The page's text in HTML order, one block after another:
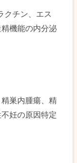
クチン、エス
機能の内分泌
巣内腫瘍、精
妊の原因特定